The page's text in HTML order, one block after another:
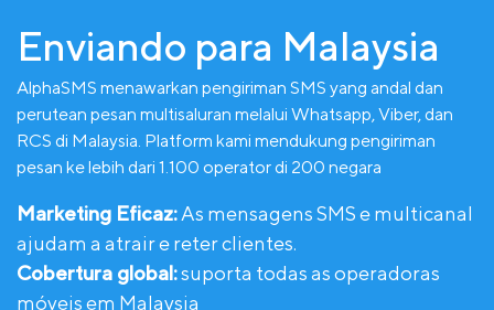
Enviando para Malaysia
AlphaSMS menawarkan pengiriman SMS yang andal dan
perutean pesan multisaluran melalui Whatsapp, Viber, dan
RCS di Malaysia. Platform kami mendukung pengiriman
pesan ke lebih dari 1.100 operator di 200 negara
Marketing Eficaz:As mensagens SMS e multicanal
ajudam a atrair e reter clientes.
Cobertura global:suporta todas as operadoras
móveis em Malaysia